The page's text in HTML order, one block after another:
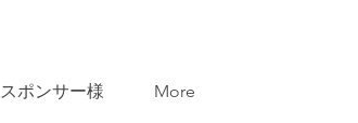
スポンサー様 More